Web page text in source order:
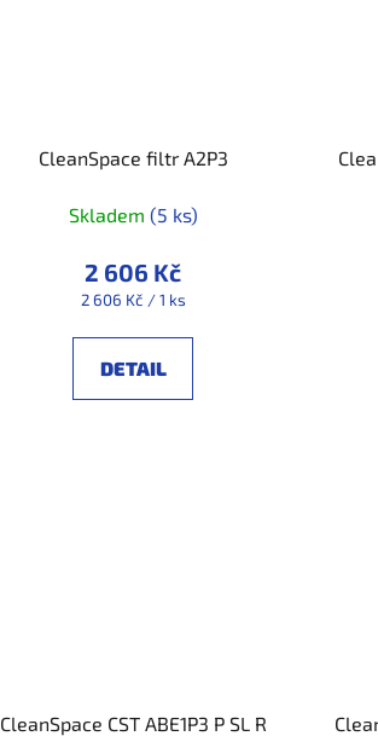
CleanSpace filtr A2P3
Skladem (5 ks)
2 606 Kč
Měrná
2 606 Kč / 1 ks
DETAIL
CleanSpace CST ABE1P3 P SL R